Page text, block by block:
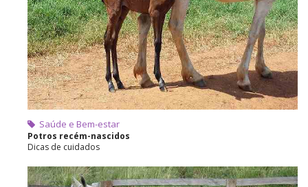
Saúde e Bem-estar
Potros recém-nascidos
Dicas de cuidados